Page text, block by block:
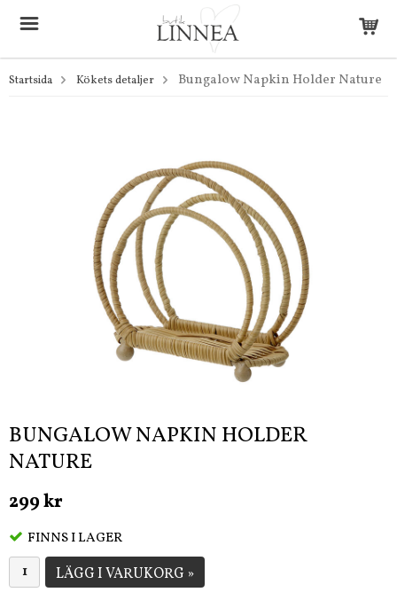
Startsida Kökets detaljer Bungalow Napkin Holder Nature
BUNGALOW NAPKIN HOLDER
NATURE
299 kr
FINNS I LAGER
LÄGG I VARUKORG »